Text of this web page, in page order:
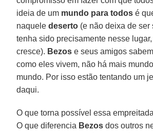
ideia de um mundo para todos é
naqueledeserto (e não deixa de
tenha sido precisamente nesse
cresce). Bezos e seus amigos
como eles vivem, não há mais
mundo. Por isso estão tentando um
daqui.
O que torna possível essa
O que diferencia Bezos dos outros